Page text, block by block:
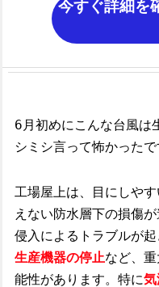
今すぐ詳細を
6月初めにこんな台風は
シミシ言って怖かっ
工場屋上は、目にしや
えない防水層下の損傷
侵入によるトラブルが起
生産機器の停止など、
能性があります。特に気